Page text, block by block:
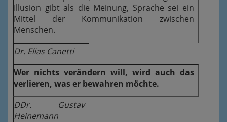
Illusion gibt als die Meinung, Sprache sei ein
Mittel der Kommunikation zwischen
Menschen.
Dr. Elias Canetti
Wer nichts verändern will, wird auch das
verlieren, was er bewahren möchte.
DDr. Gustav
Heinemann